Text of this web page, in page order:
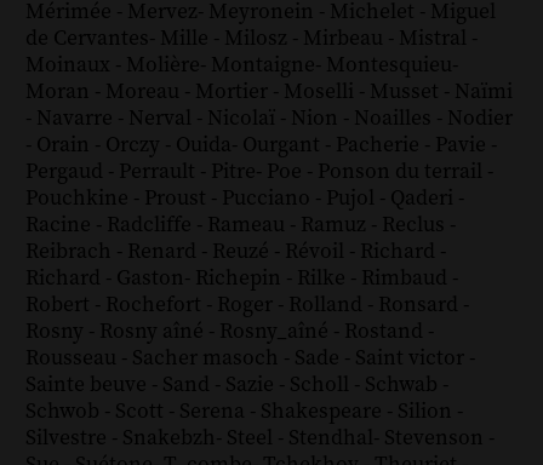
Mérimée - Mervez- Meyronein - Michelet - Miguel
de Cervantes- Mille - Milosz - Mirbeau - Mistral -
Moinaux - Molière- Montaigne- Montesquieu-
Moran - Moreau - Mortier - Moselli - Musset - Naïmi
- Navarre - Nerval - Nicolaï - Nion - Noailles - Nodier
- Orain - Orczy - Ouida- Ourgant - Pacherie - Pavie -
Pergaud - Perrault - Pitre- Poe - Ponson du terrail -
Pouchkine - Proust - Pucciano - Pujol - Qaderi -
Racine - Radcliffe - Rameau - Ramuz - Reclus -
Reibrach - Renard - Reuzé - Révoil - Richard -
Richard - Gaston- Richepin - Rilke - Rimbaud -
Robert - Rochefort - Roger - Rolland - Ronsard -
Rosny - Rosny aîné - Rosny_aîné - Rostand -
Rousseau - Sacher masoch - Sade - Saint victor -
Sainte beuve - Sand - Sazie - Scholl - Schwab -
Schwob - Scott - Serena - Shakespeare - Silion -
Silvestre - Snakebzh- Steel - Stendhal- Stevenson -